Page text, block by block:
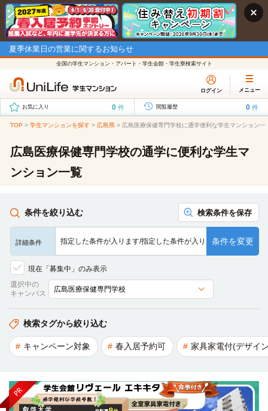
夏季休業日の営業に関するお知らせ
全国の学生マンション・アパート・学生会館・学生寮検索サイト
ログイン メニュー
お気に入り 0 件 閲覧履歴 0 件
TOP > 学生マンションを探す > 広島県 > 広島医療保健専門学校に通学便利な学生マンション一
広島医療保健専門学校の通学に便利な学生マ
ンション一覧
条件を絞り込む 検索条件を保存
詳細条件 指定した条件が入ります/指定した条件が入ります/指定した条…
条件を変更
現在「募集中」のみ表示
選択中の
キャンパス
検索タグから絞り込む
キャンペーン対象 春入居予約可 家具家電付(デザイ